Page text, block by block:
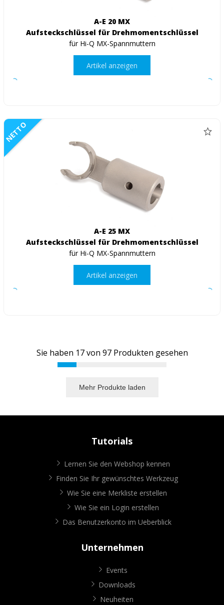
A-E 20 MX
Aufsteckschlüssel für Drehmomentschlüssel
für Hi-Q MX-Spannmuttern
Artikel anzeigen
NETTO
A-E 25 MX
Aufsteckschlüssel für Drehmomentschlüssel
für Hi-Q MX-Spannmuttern
Artikel anzeigen
Sie haben 17von 97Produkten gesehen
Mehr Produkte laden
Tutorials
Lernen Sie den Webshop kennen
Finden Sie Ihr gewünschtes Werkzeug
Wie Sie eine Merkliste erstellen
Wie Sie ein Login erstellen
Das Benutzerkonto im Ueberblick
Unternehmen
Events
Downloads
Neuheiten